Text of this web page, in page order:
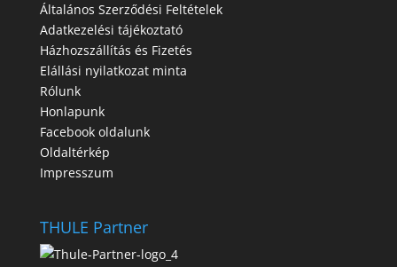
Általános Szerződési Feltételek
Adatkezelési tájékoztató
Házhozszállítás és Fizetés
Elállási nyilatkozat minta
Rólunk
Honlapunk
Facebook oldalunk
Oldaltérkép
Impresszum
THULE Partner